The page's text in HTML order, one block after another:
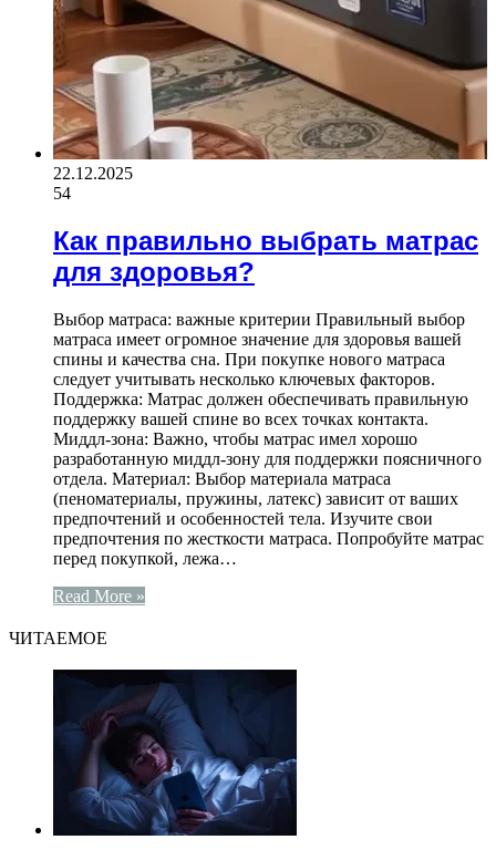
22.12.2025
54
Как правильно выбрать матрас
для здоровья?
Выбор матраса: важные критерии Правильный выбор
матраса имеет огромное значение для здоровья вашей
спины и качества сна. При покупке нового матраса
следует учитывать несколько ключевых факторов.
Поддержка: Матрас должен обеспечивать правильную
поддержку вашей спине во всех точках контакта.
Миддл-зона: Важно, чтобы матрас имел хорошо
разработанную миддл-зону для поддержки поясничного
отдела. Материал: Выбор материала матраса
(пеноматериалы, пружины, латекс) зависит от ваших
предпочтений и особенностей тела. Изучите свои
предпочтения по жесткости матраса. Попробуйте матрас
перед покупкой, лежа…
Read More »
ЧИТАЕМОЕ